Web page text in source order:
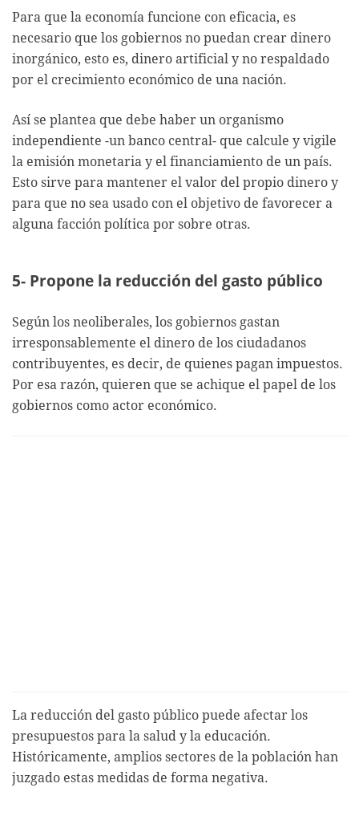
Para que la economía funcione con eficacia, es
necesario que los gobiernos no puedan crear dinero
inorgánico, esto es, dinero artificial y no respaldado
por el crecimiento económico de una nación.
Así se plantea que debe haber un organismo
independiente -un banco central- que calcule y vigile
la emisión monetaria y el financiamiento de un país.
Esto sirve para mantener el valor del propio dinero y
para que no sea usado con el objetivo de favorecer a
alguna facción política por sobre otras.
5- Propone la reducción del gasto público
Según los neoliberales, los gobiernos gastan
irresponsablemente el dinero de los ciudadanos
contribuyentes, es decir, de quienes pagan impuestos.
Por esa razón, quieren que se achique el papel de los
gobiernos como actor económico.
La reducción del gasto público puede afectar los
presupuestos para la salud y la educación.
Históricamente, amplios sectores de la población han
juzgado estas medidas de forma negativa.